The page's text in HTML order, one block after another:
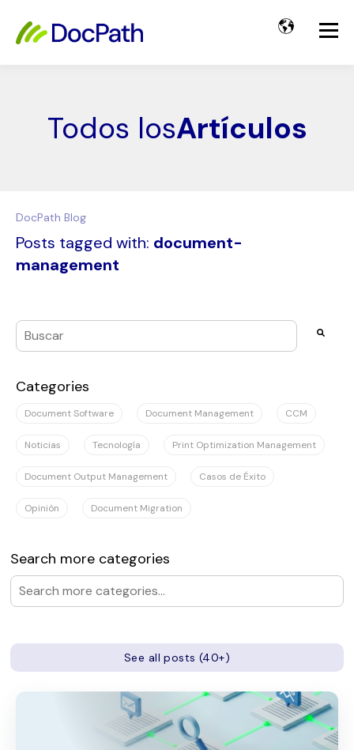
Todos losArtículos
DocPath Blog
Posts tagged with: document-
management
Esto es un campo de búsqueda con una función de texto
Categories
Document Software Document Management CCM
Noticias Tecnología Print Optimization Management
Document Output Management Casos de Éxito
Opinión Document Migration
Search more categories
See all posts (40+)